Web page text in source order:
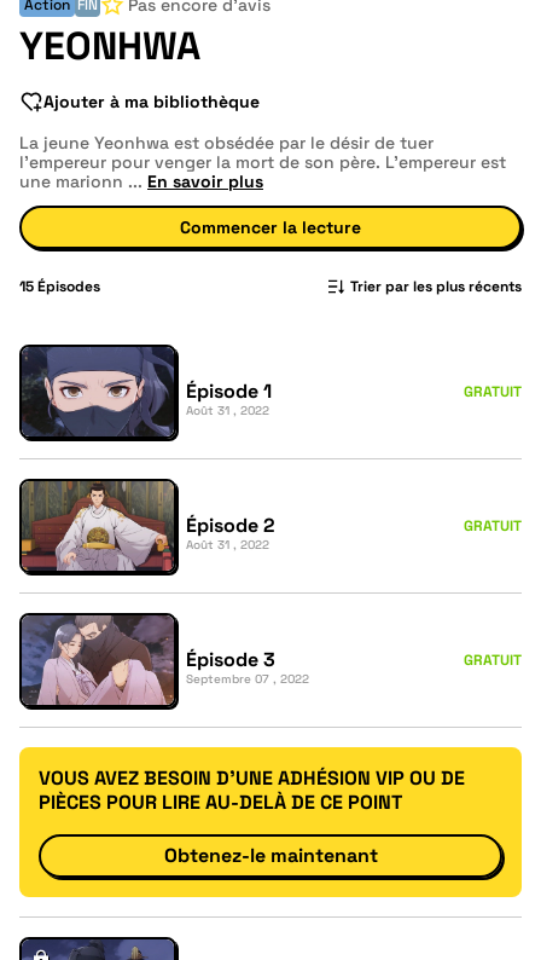
Action FIN Pas encore d'avis
YEONHWA
Ajouter à ma bibliothèque
La jeune Yeonhwa est obsédée par le désir de tuer
l'empereur pour venger la mort de son père. L'empereur est
une marionn ... En savoir plus
Commencer la lecture
15Épisodes Trier par les plus récents
Épisode 1
Août 31 , 2022
GRATUIT
Épisode 2
Août 31 , 2022
GRATUIT
Épisode 3
Septembre 07 , 2022
GRATUIT
VOUS AVEZ BESOIN D'UNE ADHÉSION VIP OU DE
PIÈCES POUR LIRE AU-DELÀ DE CE POINT
Obtenez-le maintenant